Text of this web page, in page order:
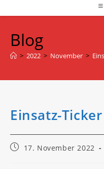
Blog
> 2022 > November >
Einsatz-Ticker
Beitrag17. November 2022